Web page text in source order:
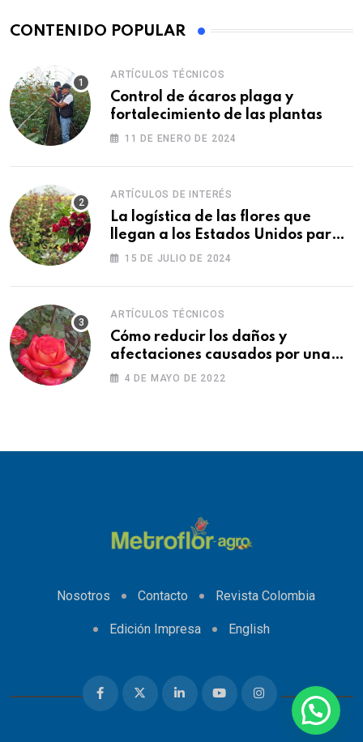
CONTENIDO POPULAR
ARTÍCULOS TÉCNICOS
Control de ácaros plaga y
fortalecimiento de las plantas
11 DE ENERO DE 2024
ARTÍCULOS DE INTERÉS
La logística de las flores que
llegan a los Estados Unidos para
las fiestas
15 DE JULIO DE 2024
ARTÍCULOS TÉCNICOS
Cómo reducir los daños y
afectaciones causados por una
fitotoxicidad
4 DE MAYO DE 2022
Nosotros Contacto Revista Colombia
Edición Impresa English